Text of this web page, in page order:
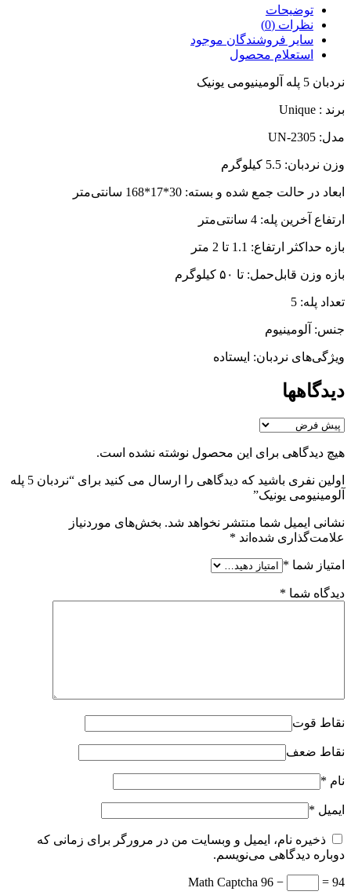
توضیحات
نظرات (0)
سایر فروشندگان موجود
استعلام محصول
نردبان 5 پله آلومینیومی یونیک
برند : Unique
مدل: UN-2305
وزن نردبان: 5.5 کیلوگرم
ابعاد در حالت جمع شده و بسته: 30*17*168 سانتی‌متر
ارتفاع آخرین پله: 4 سانتی‌متر
بازه‌ حداکثر ارتفاع: 1.1 تا 2 متر
بازه وزن قابل‌حمل: تا ۵۰ کیلوگرم
تعداد پله: 5
جنس: آلومینیوم
ویژگی‌های نردبان: ایستاده
دیدگاهها
هیچ دیدگاهی برای این محصول نوشته نشده است.
اولین نفری باشید که دیدگاهی را ارسال می کنید برای “نردبان 5 پله
آلومینیومی یونیک”
نشانی ایمیل شما منتشر نخواهد شد. بخش‌های موردنیاز
علامت‌گذاری شده‌اند *
امتیاز شما *
دیدگاه شما *
نقاط قوت
نقاط ضعف
نام *
ایمیل *
ذخیره نام، ایمیل و وبسایت من در مرورگر برای زمانی که
دوباره دیدگاهی می‌نویسم.
Math Captcha 96 − = 94